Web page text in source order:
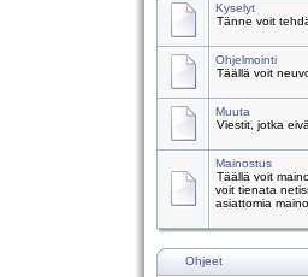
Kyselyt
Tänne voit
Ohjelmointi
Täällä voit
Muuta
Viestit, jotka
Mainostus
Täällä voit
voit tienata
asiattomia
Ohjeet